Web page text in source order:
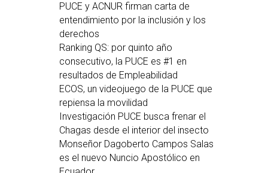
PUCE y ACNUR firman carta de
entendimiento por la inclusión y los
derechos
Ranking QS: por quinto año
consecutivo, la PUCE es #1 en
resultados de Empleabilidad
ECOS, un videojuego de la PUCE que
repiensa la movilidad
Investigación PUCE busca frenar el
Chagas desde el interior del insecto
Monseñor Dagoberto Campos Salas
es el nuevo Nuncio Apostólico en